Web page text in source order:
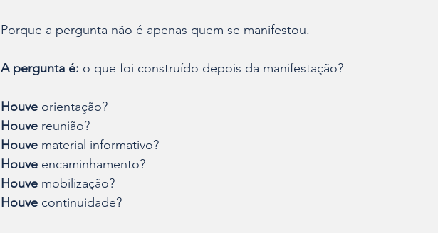
Porque a pergunta não é apenas quem se manifestou.
A pergunta é: o que foi construído depois da manifestação?
Houve orientação?
Houve reunião?
Houve material informativo?
Houve encaminhamento?
Houve mobilização?
Houve continuidade?